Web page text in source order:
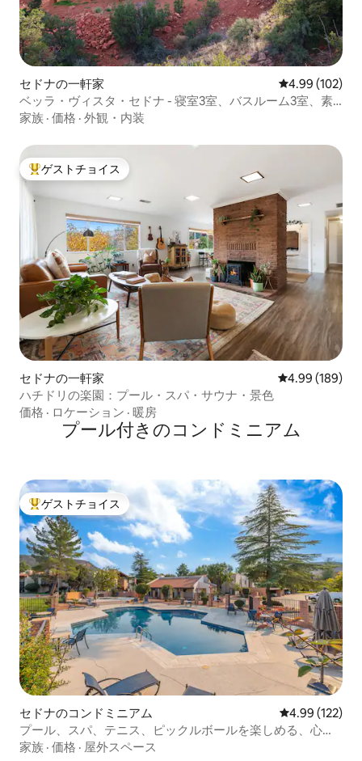
セドナの一軒家 レビュー102
4.99 (102)
ベッラ・ヴィスタ・セドナ - 寝室3室、バスルーム3室、素
晴らしい眺め
家族 · 価格 · 外観・内装
大好評のゲストチョイスです。
ゲストチョイス
セドナの一軒家 レビュー189
4.99 (189)
ハチドリの楽園：プール・スパ・サウナ・景色
価格 · ロケーション · 暖房
プール付きのコンドミニアム
大好評のゲストチョイスです。
ゲストチョイス
セドナのコンドミニアム レビュー122
4.99 (122)
プール、スパ、テニス、ピックルボールを楽しめる、心安
らぐ旅
家族 · 価格 · 屋外スペース